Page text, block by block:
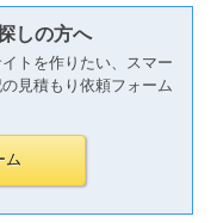
しの方へ
トを作りたい、スマー
見積もり依頼フォーム